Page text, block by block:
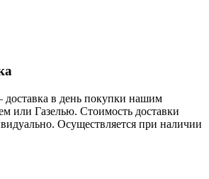
доставка в день покупки нашим
или Газелью. Стоимость доставки
Осуществляется при наличии